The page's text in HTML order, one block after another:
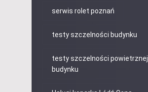
serwis rolet poznań
testy szczelności budynku
testy szczelności powietrznej
budynku